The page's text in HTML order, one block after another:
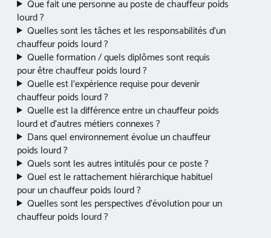
Que fait une personne au poste de chauffeur poids
lourd ?
Quelles sont les tâches et les responsabilités d’un
chauffeur poids lourd ?
Quelle formation / quels diplômes sont requis
pour être chauffeur poids lourd ?
Quelle est l’expérience requise pour devenir
chauffeur poids lourd ?
Quelle est la différence entre un chauffeur poids
lourd et d’autres métiers connexes ?
Dans quel environnement évolue un chauffeur
poids lourd ?
Quels sont les autres intitulés pour ce poste ?
Quel est le rattachement hiérarchique habituel
pour un chauffeur poids lourd ?
Quelles sont les perspectives d’évolution pour un
chauffeur poids lourd ?